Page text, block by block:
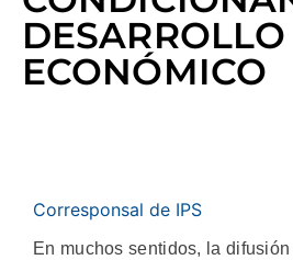
DESARROLLO
ECONÓMICO
Corresponsal de IPS
En muchos sentidos, la